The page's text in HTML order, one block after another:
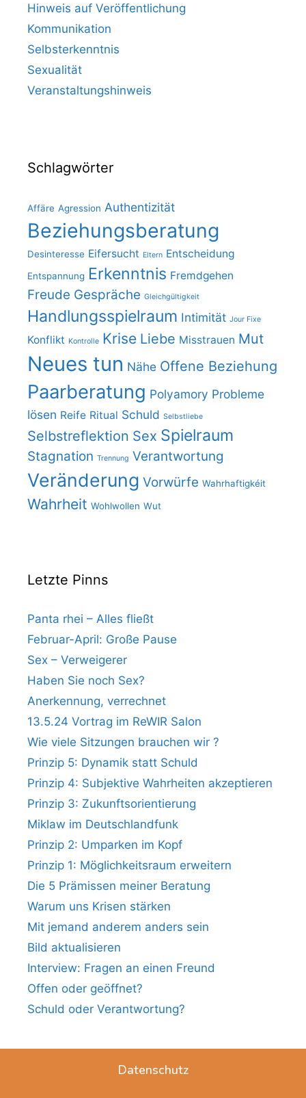
Hinweis auf Veröffentlichung
Kommunikation
Selbsterkenntnis
Sexualität
Veranstaltungshinweis
Schlagwörter
Affäre Agression Authentizität
Beziehungsberatung
Desinteresse Eifersucht Eltern Entscheidung
Entspannung Erkenntnis Fremdgehen
Freude Gespräche Gleichgültigkeit
Handlungsspielraum Intimität Jour Fixe
Konflikt Kontrolle Krise Liebe Misstrauen Mut
Neues tun Nähe Offene Beziehung
Paarberatung Polyamory Probleme
lösen Reife Ritual Schuld Selbstliebe
Selbstreflektion Sex Spielraum
Stagnation Trennung Verantwortung
Veränderung Vorwürfe Wahrhaftigkéit
Wahrheit Wohlwollen Wut
Letzte Pinns
Panta rhei – Alles fließt
Februar-April: Große Pause
Sex – Verweigerer
Haben Sie noch Sex?
Anerkennung, verrechnet
13.5.24 Vortrag im ReWIR Salon
Wie viele Sitzungen brauchen wir ?
Prinzip 5: Dynamik statt Schuld
Prinzip 4: Subjektive Wahrheiten akzeptieren
Prinzip 3: Zukunftsorientierung
Miklaw im Deutschlandfunk
Prinzip 2: Umparken im Kopf
Prinzip 1: Möglichkeitsraum erweitern
Die 5 Prämissen meiner Beratung
Warum uns Krisen stärken
Mit jemand anderem anders sein
Bild aktualisieren
Interview: Fragen an einen Freund
Offen oder geöffnet?
Schuld oder Verantwortung?
Datenschutz